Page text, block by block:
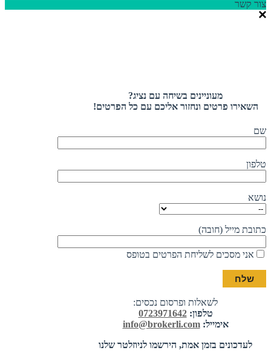
צור קשר
מעוניינים בשיחה עם נציג?
השאירו פרטים ונחזור אליכם עם כל הפרטים!
שם
טלפון
נושא
כתובת מייל (חובה)
אני מסכים לשליחת הפרטים בטופס
לשאלות ופרסום נכסים:
טלפון:0723971642
אימייל:info@brokerli.com
לעדכונים בזמן אמת, הירשמו לניוזלטר שלנו